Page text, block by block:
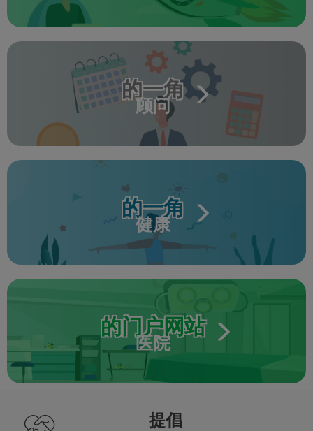
的一角
顾问
的一角
健康
的门户网站
医院
提倡